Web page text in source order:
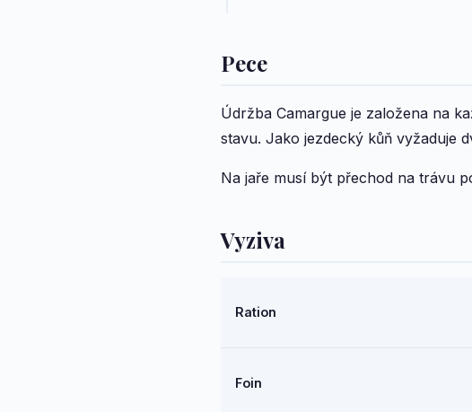
Pece
Údržba Camargue je založena na
stavu. Jako jezdecký kůň vyžaduje
Na jaře musí být přechod na trávu
Vyziva
Ration
Foin